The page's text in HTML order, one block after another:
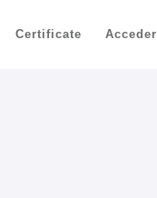
Certificate Acceder